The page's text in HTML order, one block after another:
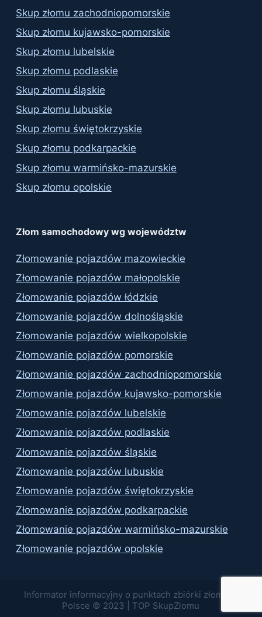
Skup złomu zachodniopomorskie
Skup złomu kujawsko-pomorskie
Skup złomu lubelskie
Skup złomu podlaskie
Skup złomu śląskie
Skup złomu lubuskie
Skup złomu świętokrzyskie
Skup złomu podkarpackie
Skup złomu warmińsko-mazurskie
Skup złomu opolskie
Złom samochodowy wg województw
Złomowanie pojazdów mazowieckie
Złomowanie pojazdów małopolskie
Złomowanie pojazdów łódzkie
Złomowanie pojazdów dolnośląskie
Złomowanie pojazdów wielkopolskie
Złomowanie pojazdów pomorskie
Złomowanie pojazdów zachodniopomorskie
Złomowanie pojazdów kujawsko-pomorskie
Złomowanie pojazdów lubelskie
Złomowanie pojazdów podlaskie
Złomowanie pojazdów śląskie
Złomowanie pojazdów lubuskie
Złomowanie pojazdów świętokrzyskie
Złomowanie pojazdów podkarpackie
Złomowanie pojazdów warmińsko-mazurskie
Złomowanie pojazdów opolskie
Informator informacyjny o punktach zbiórki złomu w
Polsce © 2023 | TOP SkupZlomu